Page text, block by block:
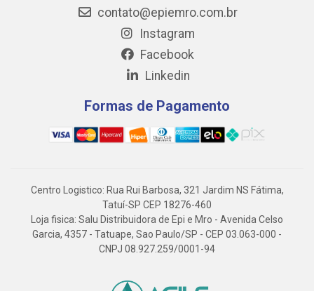
contato@epiemro.com.br
Instagram
Facebook
Linkedin
Formas de Pagamento
Centro Logistico: Rua Rui Barbosa, 321 Jardim NS Fátima,
Tatuí-SP CEP 18276-460
Loja fisica: Salu Distribuidora de Epi e Mro - Avenida Celso
Garcia, 4357 - Tatuape, Sao Paulo/SP - CEP 03.063-000 -
CNPJ 08.927.259/0001-94